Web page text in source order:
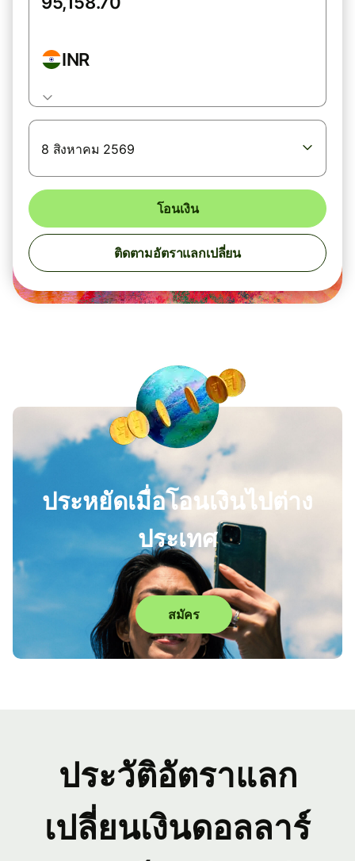
INR
8 สิงหาคม 2569
โอนเงิน
ติดตามอัตราแลกเปลี่ยน
ประหยัดเมื่อโอนเงินไปต่าง
ประเทศ
สมัคร
ประวัติอัตราแลก
เปลี่ยนเงินดอลลาร์